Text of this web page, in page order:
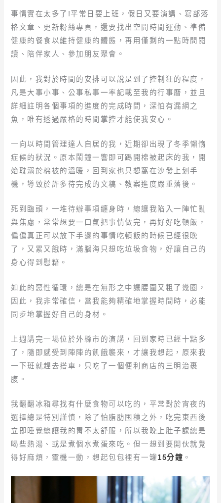
事情實在太多了!平常日要上班，假日又要演講、寫部落
格文章、更新粉絲專頁，還要找出空閒時間運動、準備
健康的餐食以維持健康的體態，再用僅剩的一點時間閱
讀、陪伴家人、參加朋友聚會。
因此，我對於時間的安排可以說是到了控制狂的程度，
凡是大事小事、公事私事一率記載至我的行事曆，並且
詳細註明各個事項的進度的完成時間，深怕有漏網之
魚，唯有透過嚴格的時間掌控才能使我安心。
一向以時間管理達人自居的我，近期卻出現了冬季懶惰
症候的狀況。原本鬧鐘一響即可踢開棉被起床的我，開
始耽溺於棉被的溫暖，回到家也只想窩在沙發上划手
機，導致於許多待完成的文稿、教案進度嚴重落後。
死到臨頭，一堆待辦事項纏身時，總讓我陷入一陣忙亂
與焦慮，常常想要一口氣把事情做完，再好好吃頓飯，
偏偏真正可以放下手邊的事情吃頓飯的時候已經很晚
了，又累又餓時，滿腦海只想吃垃圾食物，好讓自己的
身心得到慰藉。
如此的惡性循環，總是在無形之中讓腰圍又粗了幾圈，
因此，我非常確信，當我能夠精確地掌握時間時，必能
同步地掌握好自己的身材。
上週講完一場位於外縣市的演講，回到家時已經十點多
了，隨即感受到陣陣的飢餓襲來，才讓我想起，原來我
一下班就趕去搭車，只吃了一個便利商店的三明治裹
腹。
我翻翻冰箱尋找有什麼食物可以吃的，平常對於宵夜的
選擇總是特別謹慎，除了怕脂肪囤積之外，吃完東西後
立即睡覺總讓我的胃不太舒服，所以我晚上肚子課總是
喝些熱湯、或是煮個水煮蛋來吃。但一想到要開伙就覺
得好麻煩，靈機一動，想起包包裡有一罐15分鐘 。